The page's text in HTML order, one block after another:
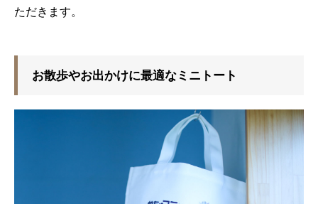
ただきます。
お散歩やお出かけに最適なミニトート